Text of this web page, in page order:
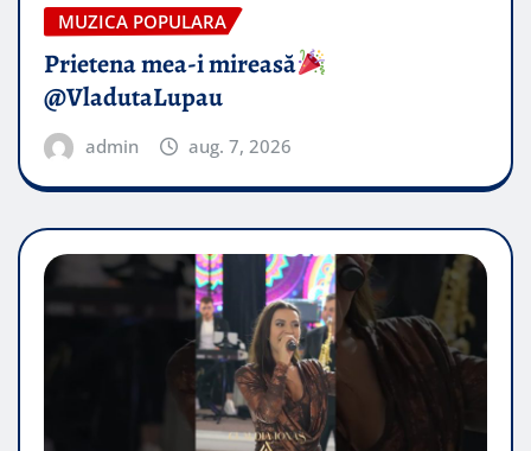
MUZICA POPULARA
Prietena mea-i mireasă​
@VladutaLupau
admin aug. 7, 2026